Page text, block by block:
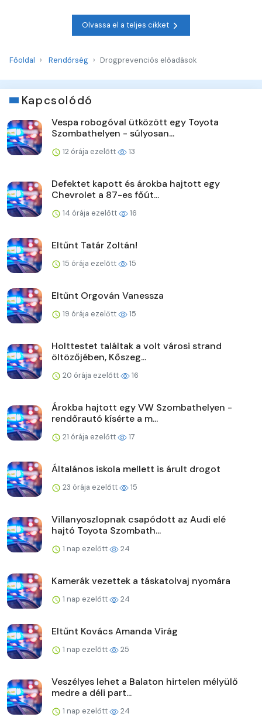
Olvassa el a teljes cikket
Főoldal Rendőrség Drogprevenciós előadások
Kapcsolódó
Vespa robogóval ütközött egy Toyota
Szombathelyen - súlyosan...
12 órája ezelőtt 13
Defektet kapott és árokba hajtott egy
Chevrolet a 87-es főút...
14 órája ezelőtt 16
Eltűnt Tatár Zoltán!
15 órája ezelőtt 15
Eltűnt Orgován Vanessza
19 órája ezelőtt 15
Holttestet találtak a volt városi strand
öltözőjében, Kőszeg...
20 órája ezelőtt 16
Árokba hajtott egy VW Szombathelyen -
rendőrautó kísérte a m...
21 órája ezelőtt 17
Általános iskola mellett is árult drogot
23 órája ezelőtt 15
Villanyoszlopnak csapódott az Audi elé
hajtó Toyota Szombath...
1 nap ezelőtt 24
Kamerák vezettek a táskatolvaj nyomára
1 nap ezelőtt 24
Eltűnt Kovács Amanda Virág
1 nap ezelőtt 25
Veszélyes lehet a Balaton hirtelen mélyülő
medre a déli part...
1 nap ezelőtt 24